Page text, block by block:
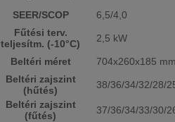
SEER/SCOP
6,5/4,0
Fűtési terv.
teljesítm. (-10°C)
2,5 kW
Beltéri méret
704x260x185 mm
Beltéri zajszint
(hűtés)
38/36/34/32/28/
Beltéri zajszint
(fűtés)
37/36/34/33/30/